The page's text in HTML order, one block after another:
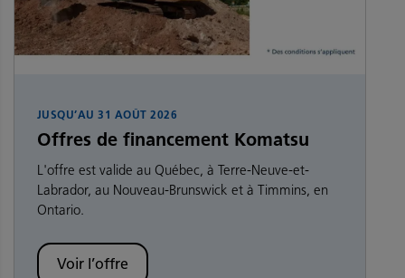
JUSQU’AU 31 AOÛT 2026
Offres de financement Komatsu
L'offre est valide au Québec, à Terre-Neuve-et-
Labrador, au Nouveau-Brunswick et à Timmins, en
Ontario.
Voir l’offre